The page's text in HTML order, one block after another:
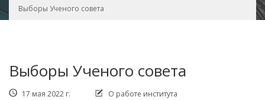
Выборы Ученого совета
Выборы Ученого совета
17 мая 2022 г. О работе института